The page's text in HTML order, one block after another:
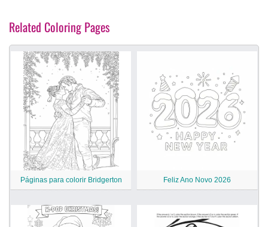
Related Coloring Pages
Páginas para colorir Bridgerton Feliz Ano Novo 2026